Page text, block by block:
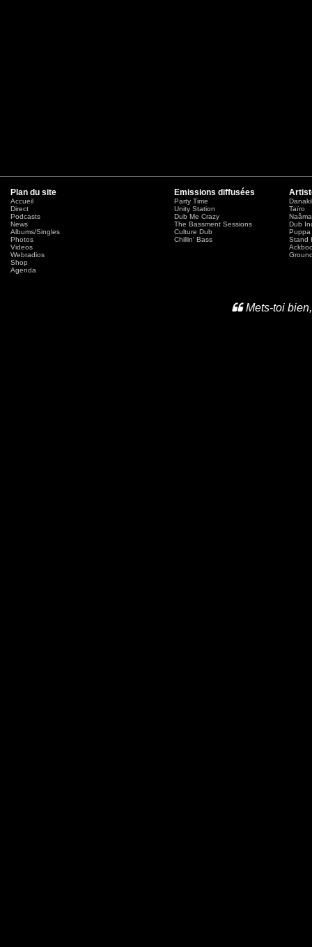
Plan du site
Accueil
Direct
Podcasts
News
Albums/Singles
Photos
Videos
Webradios
Shop
Agenda
Emissions diffusées
Party Time
Unity Station
Dub Me Crazy
The Bassment Sessions
Culture Dub
Chillin' Bass
Danakil
Taïro
Dub
Puppa
Stand
Mets-toi